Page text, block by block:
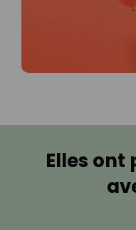
Elles ont